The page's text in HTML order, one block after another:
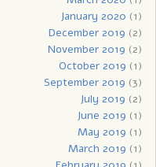
January 2020 (1)
December 2019 (2)
November 2019 (2)
October 2019 (1)
September 2019 (3)
July 2019 (2)
June 2019 (1)
May 2019 (1)
March 2019 (1)